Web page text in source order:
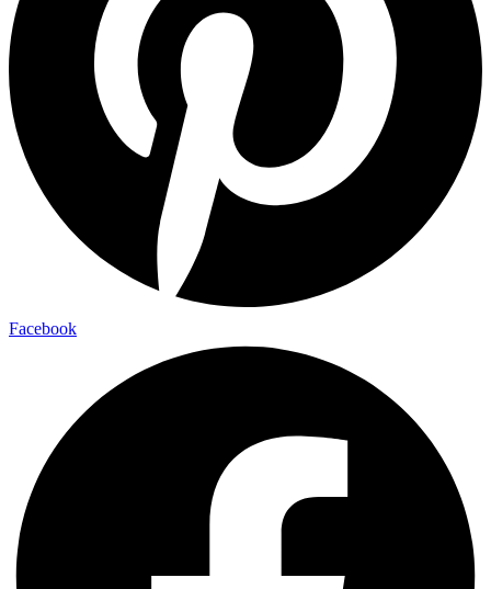
Facebook